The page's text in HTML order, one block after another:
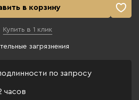
в корзину
Купить в 1 клик
загрязнения
по запросу
часов